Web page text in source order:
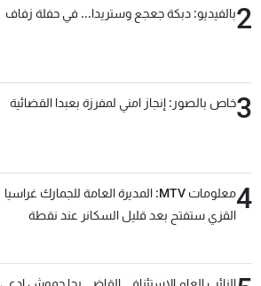
2بالفيديو: دبكة جعجع وستريدا... في حفلة زفاف
3خاص بالصور: إنجاز امني لمفرزة بعبدا القضائية
4
معلومات MTV: المديرة العامة للجمارك غراسيا
القزي ستفتح بعد قليل السكانر عند نقطة
السعودية والدول العربية